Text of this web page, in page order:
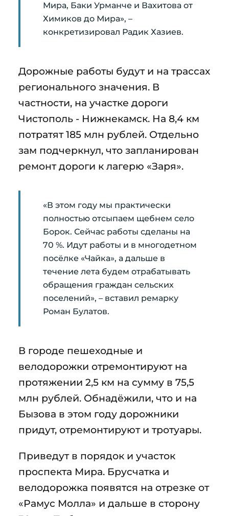
Мира, Баки Урманче и Вахитова от
Химиков до Мира», –
конкретизировал Радик Хазиев.
Дорожные работы будут и на трассах
регионального значения. В
частности, на участке дороги
Чистополь - Нижнекамск. На 8,4 км
потратят 185 млн рублей. Отдельно
зам подчеркнул, что запланирован
ремонт дороги к лагерю «Заря».
«В этом году мы практически
полностью отсыпаем щебнем село
Борок. Сейчас работы сделаны на
70 %. Идут работы и в многодетном
посёлке «Чайка», а дальше в
течение лета будем отрабатывать
обращения граждан сельских
поселений», – вставил ремарку
Роман Булатов.
В городе пешеходные и
велодорожки отремонтируют на
протяжении 2,5 км на сумму в 75,5
млн рублей. Обнадёжили, что и на
Бызова в этом году дорожники
придут, отремонтируют и тротуары.
Приведут в порядок и участок
проспекта Мира. Брусчатка и
велодорожка появятся на отрезке от
«Рамус Молла» и дальше в сторону